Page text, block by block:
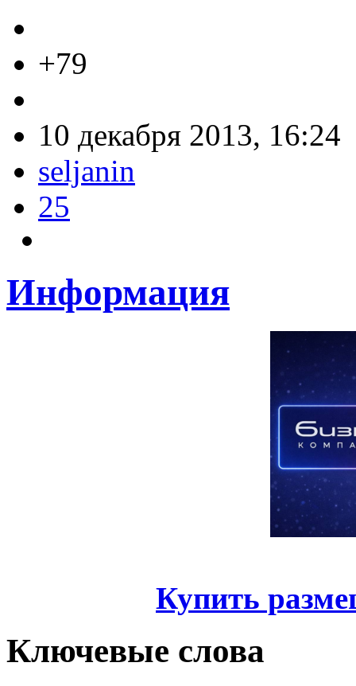
+79
10 декабря 2013, 16:24
seljanin
25
Информация
Купить
Ключевые слова